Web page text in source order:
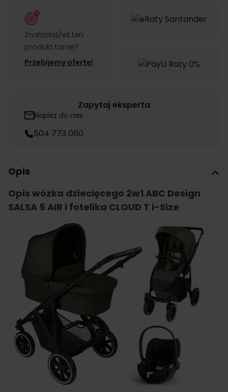
Znalazłaś/eś ten
produkt taniej?
Przebijemy ofertę!
Zapytaj eksperta
Napisz do nas
504 773 060
Opis
Opis wózka dziecięcego 2w1 ABC Design
SALSA 5 AIR i fotelika CLOUD T i-Size